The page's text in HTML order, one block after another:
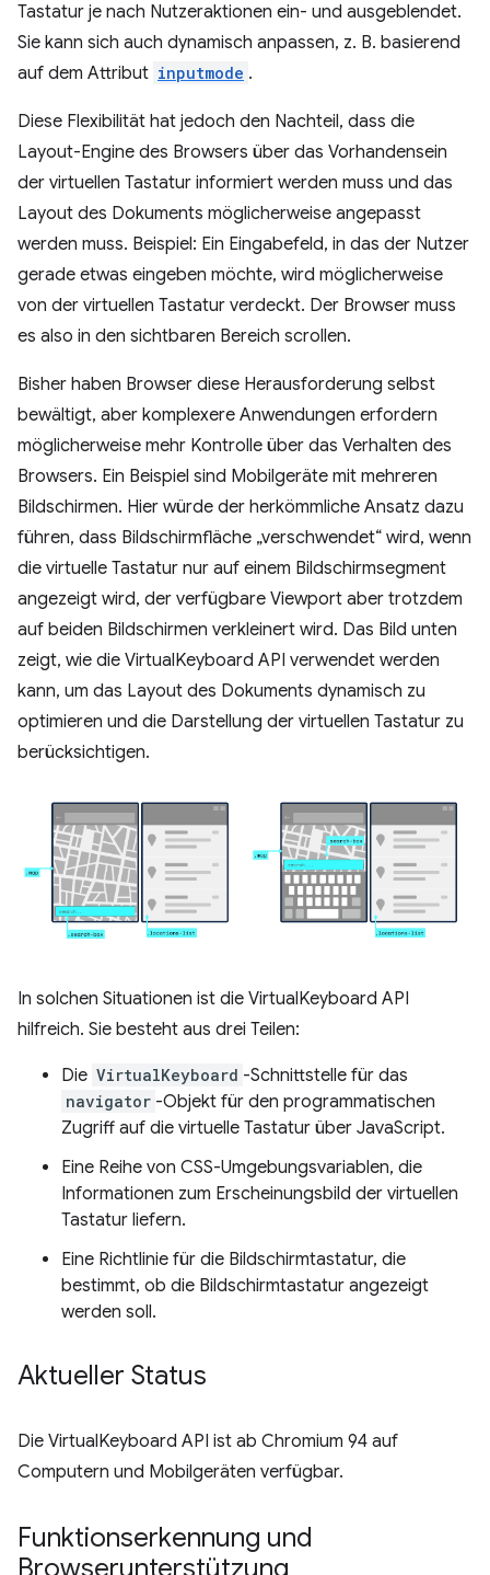
Tastatur je nach Nutzeraktionen ein- und ausgeblendet.
Sie kann sich auch dynamisch anpassen, z. B. basierend
auf dem Attribut inputmode .
Diese Flexibilität hat jedoch den Nachteil, dass die
Layout-Engine des Browsers über das Vorhandensein
der virtuellen Tastatur informiert werden muss und das
Layout des Dokuments möglicherweise angepasst
werden muss. Beispiel: Ein Eingabefeld, in das der Nutzer
gerade etwas eingeben möchte, wird möglicherweise
von der virtuellen Tastatur verdeckt. Der Browser muss
es also in den sichtbaren Bereich scrollen.
Bisher haben Browser diese Herausforderung selbst
bewältigt, aber komplexere Anwendungen erfordern
möglicherweise mehr Kontrolle über das Verhalten des
Browsers. Ein Beispiel sind Mobilgeräte mit mehreren
Bildschirmen. Hier würde der herkömmliche Ansatz dazu
führen, dass Bildschirmfläche „verschwendet“ wird, wenn
die virtuelle Tastatur nur auf einem Bildschirmsegment
angezeigt wird, der verfügbare Viewport aber trotzdem
auf beiden Bildschirmen verkleinert wird. Das Bild unten
zeigt, wie die VirtualKeyboard API verwendet werden
kann, um das Layout des Dokuments dynamisch zu
optimieren und die Darstellung der virtuellen Tastatur zu
berücksichtigen.
In solchen Situationen ist die VirtualKeyboard API
hilfreich. Sie besteht aus drei Teilen:
Die VirtualKeyboard -Schnittstelle für das
navigator -Objekt für den programmatischen
Zugriff auf die virtuelle Tastatur über JavaScript.
Eine Reihe von CSS-Umgebungsvariablen, die
Informationen zum Erscheinungsbild der virtuellen
Tastatur liefern.
Eine Richtlinie für die Bildschirmtastatur, die
bestimmt, ob die Bildschirmtastatur angezeigt
werden soll.
Aktueller Status
Die VirtualKeyboard API ist ab Chromium 94 auf
Computern und Mobilgeräten verfügbar.
Funktionserkennung und